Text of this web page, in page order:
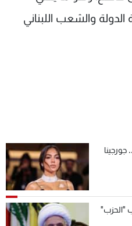
والشعب اللبناني
"الحزب"